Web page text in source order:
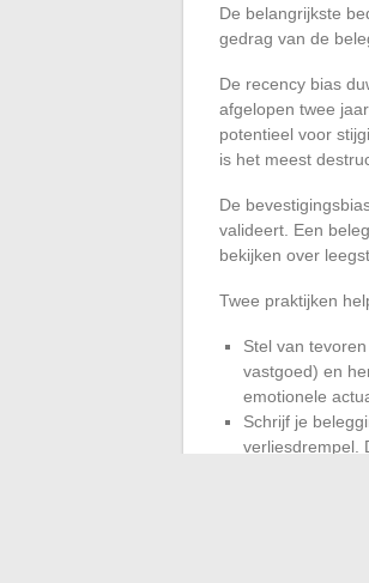
De belangrijkste
gedrag van de
De recency bias
afgelopen twee
potentieel voor
is het meest
De
valideert. Een
bekijken over
Twee praktijken
Stel van
vastgoed) en
emotionele
Schrijf je
verliesdrempel.